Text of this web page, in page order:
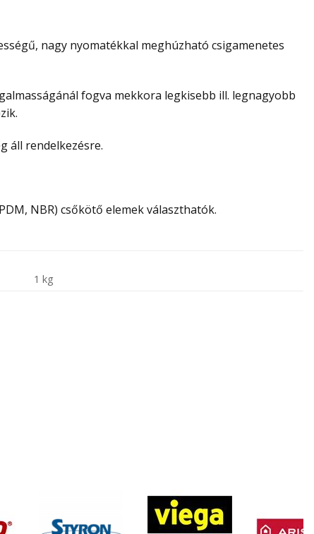
nagy nyomatékkal meghúzható csigamenetes
fogva mekkora legkisebb ill. legnagyobb
áll rendelkezésre.
NBR) csőkötő elemek választhatók.
1 kg